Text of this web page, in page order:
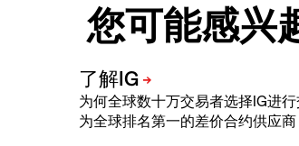
您可能感兴
为何全球数十万交易者选择IG进
为全球排名第一的差价合约供应商